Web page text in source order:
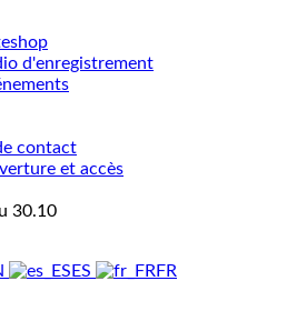
d'enregistrement
contact
et accès
30.10
ES FR